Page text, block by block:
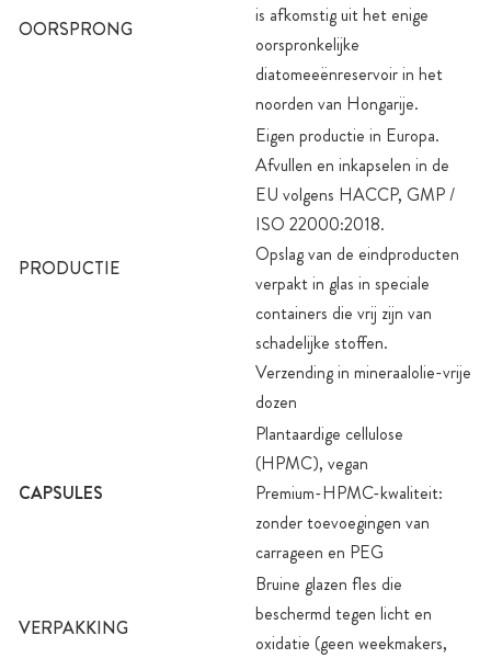
OORSPRONG
is afkomstig uit het enige
oorspronkelijke
diatomeeënreservoir in het
noorden van Hongarije.
PRODUCTIE
Eigen productie in Europa.
Afvullen en inkapselen in de
EU volgens HACCP, GMP /
ISO 22000:2018.
Opslag van de eindproducten
verpakt in glas in speciale
containers die vrij zijn van
schadelijke stoffen.
Verzending in mineraalolie-vrije
dozen
CAPSULES
Plantaardige cellulose
(HPMC), vegan
Premium-HPMC-kwaliteit:
zonder toevoegingen van
carrageen en PEG
VERPAKKING
Bruine glazen fles die
beschermd tegen licht en
oxidatie (geen weekmakers,